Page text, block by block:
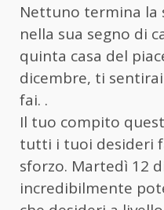
Nettuno termina la
nella sua segno di
quinta casa del
dicembre, ti
fai. .
Il tuo compito
tutti i tuoi desideri
sforzo. Martedì 12
incredibilmente